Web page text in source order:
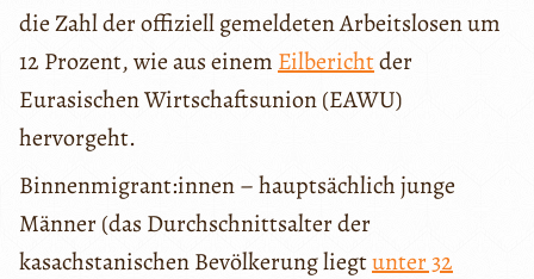
die Zahl der offiziell gemeldeten Arbeitslosen um
12 Prozent, wie aus einem Eilberichtder
Eurasischen Wirtschaftsunion (EAWU)
hervorgeht.
Binnenmigrant:innen – hauptsächlich junge
Männer (das Durchschnittsalter der
kasachstanischen Bevölkerung liegtunter 32